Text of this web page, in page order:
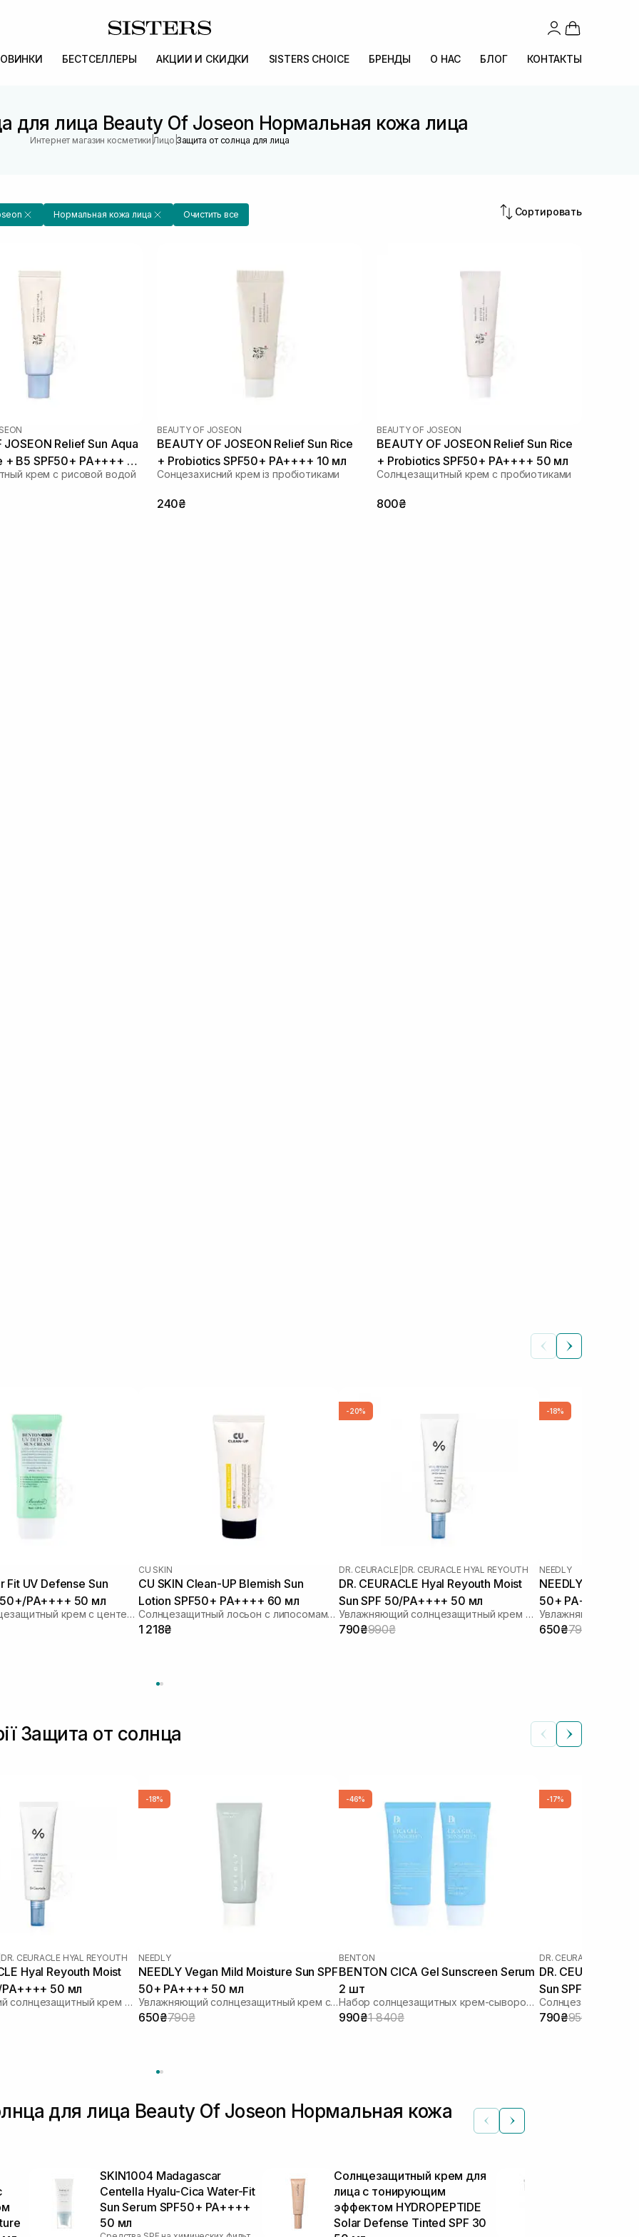
БЕСТСЕЛЛЕРЫ АКЦИИ И СКИДКИ SISTERS CHOICE БРЕНДЫ О НАС БЛОГ КОНТАКТЫ
для лица Beauty Of Joseon Нормальная кожа лица
Интернет магазин косметики |Лицо |Защита от солнца для лица
Нормальная кожа лица Очистить все Сортировать
JOSEON Relief Sun Aqua
+ B5 SPF50+ PA++++ 50
крем с рисовой водой
BEAUTY OF JOSEON
BEAUTY OF JOSEON Relief Sun Rice
+ Probiotics SPF50+ PA++++ 10 мл
Сонцезахисний крем із пробіотиками
240₴
BEAUTY OF JOSEON
BEAUTY OF JOSEON Relief Sun Rice
+ Probiotics SPF50+ PA++++ 50 мл
Солнцезащитный крем с пробиотиками
800₴
Fit UV Defense Sun
50+/PA++++ 50 мл
Легкий солнцезащитный крем с центеллой
CU SKIN
CU SKIN Clean-UP Blemish Sun
Lotion SPF50+ PA++++ 60 мл
Солнцезащитный лосьон с липосомами на стабильных фильтрах
1 218₴
-20%
DR. CEURACLE DR. CEURACLE HYAL REYOUTH
DR. CEURACLE Hyal Reyouth Moist
Sun SPF 50/PA++++ 50 мл
Увлажняющий солнцезащитный крем для лица с гиалуроновой кислотой
790₴990₴
-18%
NEEDLY
NEEDLY Vegan
50+ PA++++ 50
650₴790₴
Защита от солнца
DR. CEURACLE HYAL REYOUTH
Hyal Reyouth Moist
PA++++ 50 мл
Увлажняющий солнцезащитный крем для лица с гиалуроновой кислотой
-18%
NEEDLY
NEEDLY Vegan Mild Moisture Sun SPF
50+ PA++++ 50 мл
Увлажняющий солнцезащитный крем с растительным скваланом
650₴790₴
-46%
BENTON
BENTON CICA Gel Sunscreen Serum
2 шт
Набор солнцезащитных крем-сывороток
990₴1 840₴
-17%
DR. CEURACLE
DR. CEURACLE
Sun SPF 50+
шкіри 50 мл
Солнцезащитный
790₴950₴
для лица Beauty Of Joseon Нормальная кожа
SKIN1004 Madagascar
Centella Hyalu-Cica Water-Fit
Sun Serum SPF50+ PA++++
50 мл
Солнцезащитный крем для
лица с тонирующим
эффектом HYDROPEPTIDE
Solar Defense Tinted SPF 30